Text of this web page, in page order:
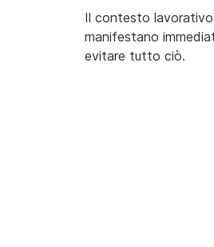
Il contesto lavorativo
manifestano
evitare tutto ciò.